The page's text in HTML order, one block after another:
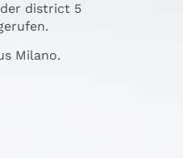
der district 5
Milano.